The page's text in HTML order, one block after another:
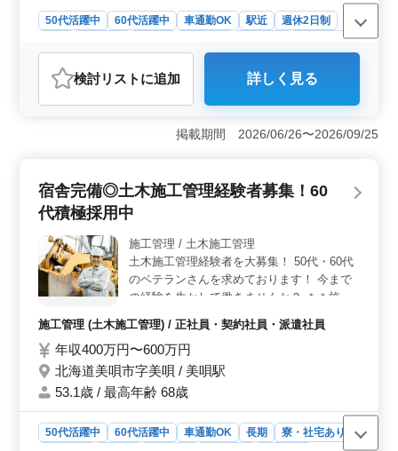
管理経験20年以上の方条件面優遇 ◯1級土木
施工管理技士をお持ちの方は条件面優遇 土
50代活躍中 60代活躍中 車通勤OK 駅近
週休2日制
おすすめポイント
＜仕事内容＞ この求人では、造成、道路、河川、下
水、砂防、法面等の様々な案件に携わって頂きます。幅
です。 ＜働きやすい環境＞ 完全週休2日制と無料駐
あります。 ＜ベテラン経験者募集＞ 1級土木施工管
理技士の資格を持つ方や、土木施工管理経験20年以上の
方には条件面で優遇します。これまで培ってきた技術力
と経験を高く評価する会社です。
検討リスト に追加 詳しく見る
掲載期間 2026/06/26〜2026/09/25
宿舎完備◎土木施工管理経験者募集！60
代積極採用中
施工管理 / 土木施工管理
土木施工管理経験者を大募集！ 50代・60代
のベテランさんを求めております！ 今まで
の経験を生かして働きませんか？ ＊＊施工
湾、ダムなど） ＊＊お仕事内容＊＊ 施工管
理(品質、安全、工程・原価) 測量、墨出し、
丁張り設置 各種書類作成(確認書類、竣工
書類等) 施工図作成 見積書作成/積算業務(数
ち合わせ 職人手配、協力会社との打ち合わ
せ など 宿舎完備◎ 皆様のご応募、お待ちし
施工管理 (土木施工管理) / 正社員・契約社員・派遣社員
年収400万円〜600万円
北海道美唄市字美唄 / 美唄駅
53.1歳 / 最高年齢 68歳
50代活躍中 60代活躍中 車通勤OK 長期
寮・社宅あり